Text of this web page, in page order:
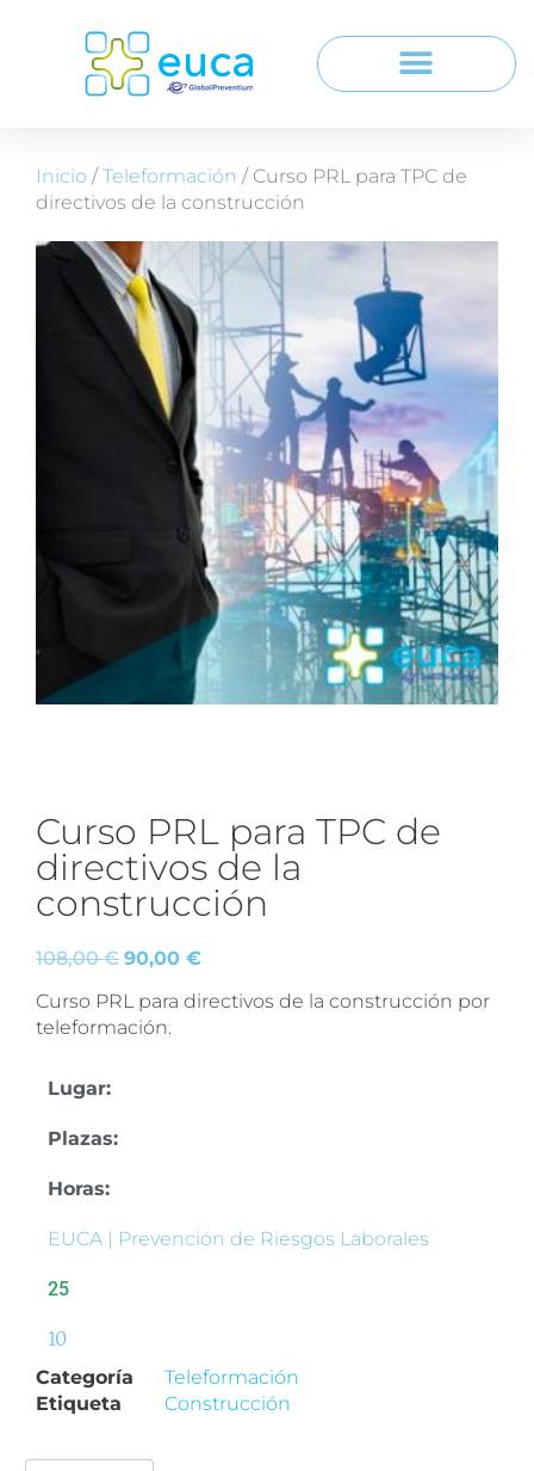
Inicio /Teleformación / Curso PRL para TPC de
directivos de la construcción
Curso PRL para TPC de
directivos de la
construcción
108,00€ 90,00 €
Curso PRL para directivos de la construcción por
teleformación.
Lugar:
Plazas:
Horas:
EUCA | Prevención de Riesgos Laborales
25
10
Categoría
Teleformación
Etiqueta
Construcción